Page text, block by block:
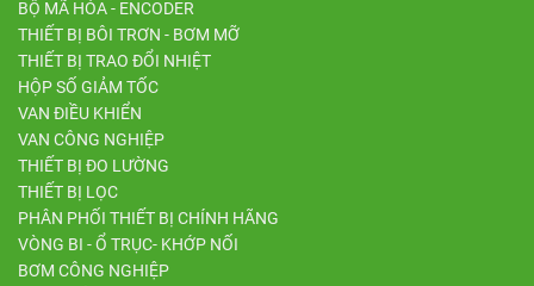
BỘ MÃ HÓA - ENCODER
THIẾT BỊ BÔI TRƠN - BƠM MỠ
THIẾT BỊ TRAO ĐỔI NHIỆT
HỘP SỐ GIẢM TỐC
VAN ĐIỀU KHIỂN
VAN CÔNG NGHIỆP
THIẾT BỊ ĐO LƯỜNG
THIẾT BỊ LỌC
PHÂN PHỐI THIẾT BỊ CHÍNH HÃNG
VÒNG BI - Ổ TRỤC- KHỚP NỐI
BƠM CÔNG NGHIỆP